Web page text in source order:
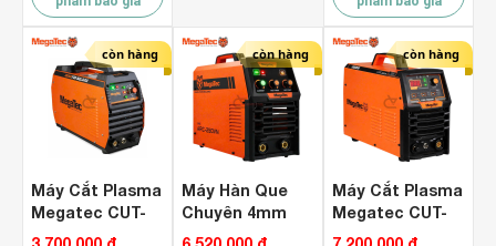
còn hàng
Máy Cắt Plasma
Megatec CUT-
40S Inverter ( 1
còn hàng
Máy Hàn Que
Chuyên 4mm
Megatec ARC-
còn hàng
Máy Cắt Plasma
Megatec CUT-
60DW Inverter (